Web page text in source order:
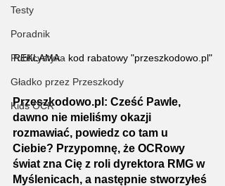
Testy
Poradnik
Publicystyka
Gładko przez Przeszkody
Kids OCR
REKLAMA - kod rabatowy "przeszkodowo.pl"
Przeszkodowo.pl: Cześć Pawle,
dawno nie mieliśmy okazji
rozmawiać, powiedz co tam u
Ciebie? Przypomnę, że OCRowy
świat zna Cię z roli dyrektora RMG w
Myślenicach, a następnie stworzyłeś